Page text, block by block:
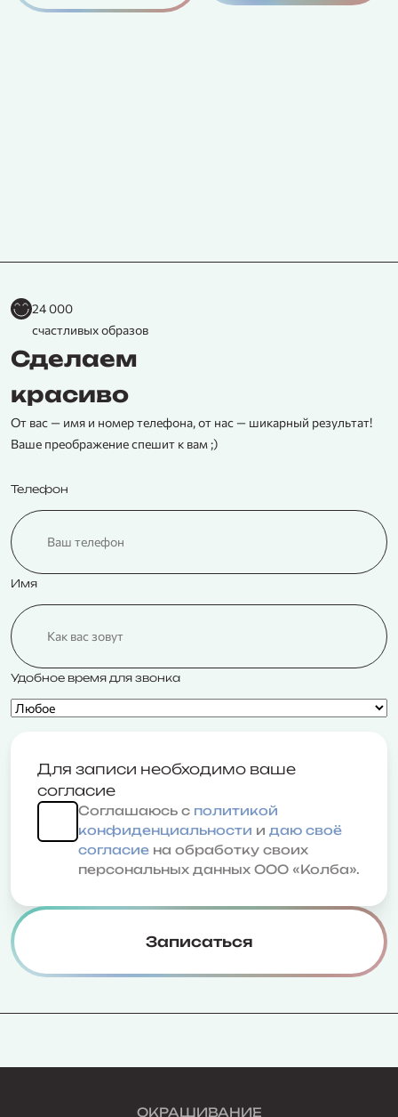
24 000
счастливых образов
Сделаем
красиво
От вас — имя и номер телефона, от нас — шикарный результат!
Ваше преображение спешит к вам ;)
Телефон
Имя
Удобное время для звонка
Для записи необходимо ваше
согласие
Соглашаюсь с политикой
конфиденциальности и даю своё
согласие на обработку своих
персональных данных ООО «Колба».
Записаться
ОКРАШИВАНИЕ